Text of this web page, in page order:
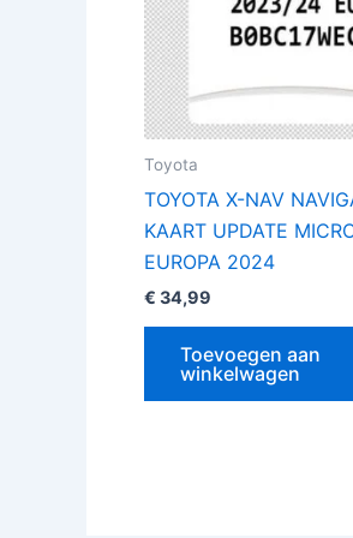
Toyota
TOYOTA X-NAV
KAART UPDATE
EUROPA 2024
€ 34,99
Toevoegen aan
winkelwagen